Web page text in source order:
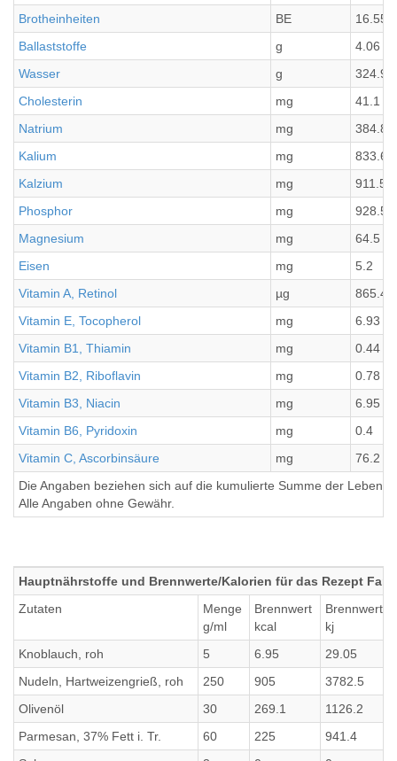
Brotheinheiten
BE
16.55
Ballaststoffe
g
4.06
Wasser
g
324.98
Cholesterin
mg
41.1
Natrium
mg
384.8
Kalium
mg
833.6
Kalzium
mg
911.5
Phosphor
mg
928.5
Magnesium
mg
64.5
Eisen
mg
5.2
Vitamin A, Retinol
µg
865.4
Vitamin E, Tocopherol
mg
6.93
Vitamin B1, Thiamin
mg
0.44
Vitamin B2, Riboflavin
mg
0.78
Vitamin B3, Niacin
mg
6.95
Vitamin B6, Pyridoxin
mg
0.4
Vitamin C, Ascorbinsäure
mg
76.2
Die Angaben beziehen sich auf die kumulierte Summe der
Alle Angaben ohne Gewähr.
Hauptnährstoffe und Brennwerte/Kalorien für das Rezept
Zutaten
Menge
g/ml
Brennwert
kcal
Brennwert
kj
Knoblauch, roh
5 6.95 29.05
Nudeln, Hartweizengrieß, roh
250 905 3782.5
Olivenöl
30 269.1 1126.2
Parmesan, 37% Fett i. Tr.
60 225 941.4